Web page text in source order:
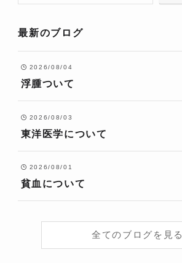
最新のブログ
2026/08/04
浮腫ついて
2026/08/03
東洋医学について
2026/08/01
貧血について
全てのブログを見る